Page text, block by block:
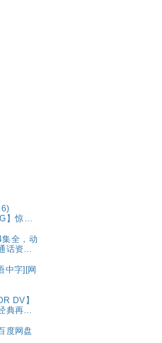
】惊悚
全，动
话资源
中字][网
DV】
典再现
连环猎
成、丁
度网盘